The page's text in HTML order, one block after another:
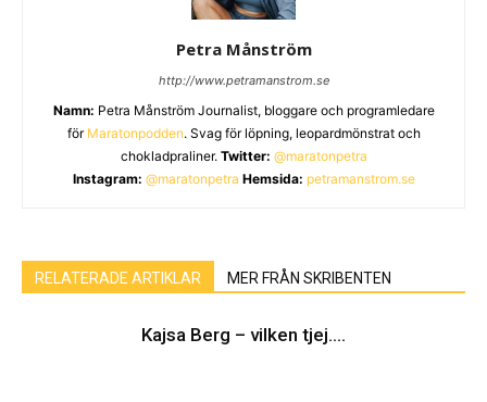
Petra Månström
http://www.petramanstrom.se
Namn: Petra Månström Journalist, bloggare och programledare
för Maratonpodden. Svag för löpning, leopardmönstrat och
chokladpraliner. Twitter: @maratonpetra
Instagram: @maratonpetra Hemsida: petramanstrom.se
RELATERADE ARTIKLAR MER FRÅN SKRIBENTEN
Kajsa Berg – vilken tjej….